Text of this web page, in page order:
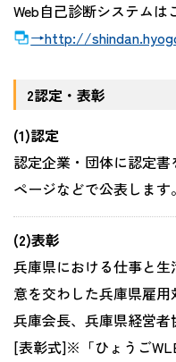
Web自己診断システムは
→http://
2認定・表彰
(1)認定
認定企業・団体に認定
ページなどで公表します。
(2)表彰
兵庫県における仕事と
意を交わした兵庫県雇
兵庫会長、兵庫県経営者
[表彰式]※「ひょうご